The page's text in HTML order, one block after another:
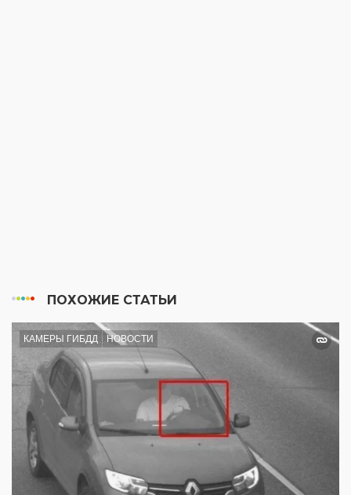
ПОХОЖИЕ СТАТЬИ
КАМЕРЫ ГИБДД НОВОСТИ